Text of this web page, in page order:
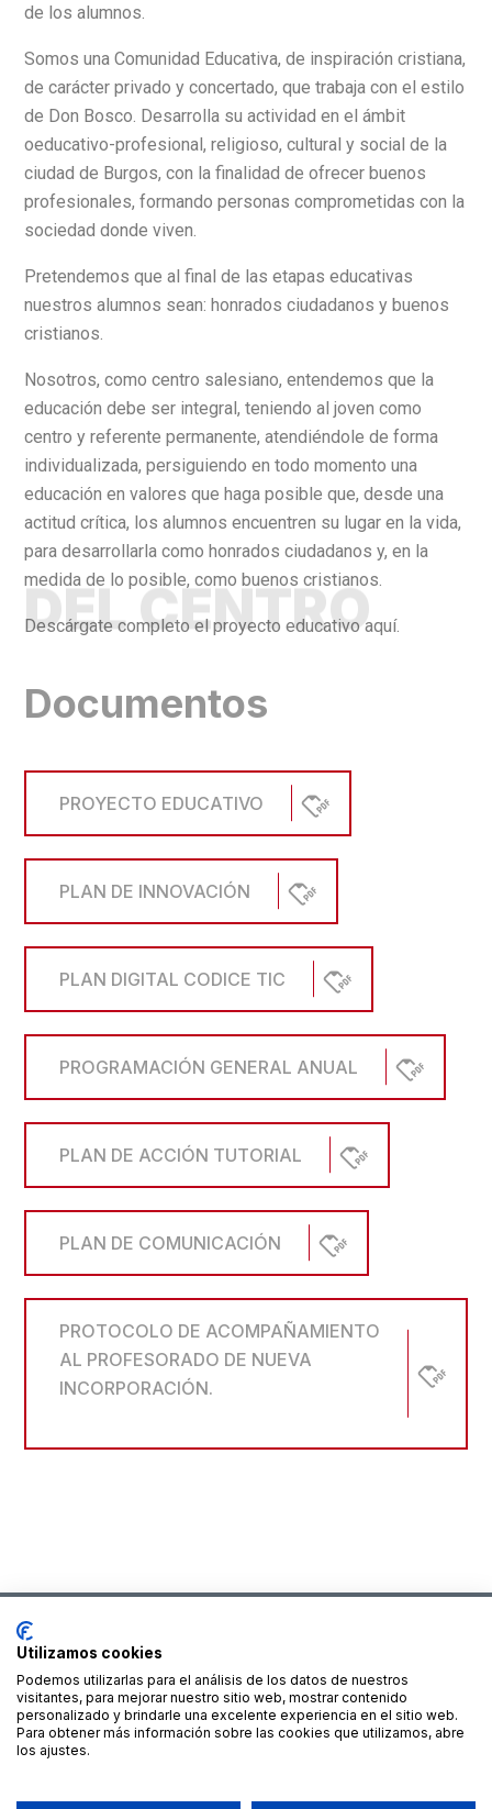
de los alumnos.
Somos una Comunidad Educativa, de inspiración cristiana,
de carácter privado y concertado, que trabaja con el estilo
de Don Bosco. Desarrolla su actividad en el ámbit
oeducativo-profesional, religioso, cultural y social de la
ciudad de Burgos, con la finalidad de ofrecer buenos
profesionales, formando personas comprometidas con la
sociedad donde viven.
Pretendemos que al final de las etapas educativas
nuestros alumnos sean: honrados ciudadanos y buenos
cristianos.
Nosotros, como centro salesiano, entendemos que la
educación debe ser integral, teniendo al joven como
centro y referente permanente, atendiéndole de forma
individualizada, persiguiendo en todo momento una
educación en valores que haga posible que, desde una
actitud crítica, los alumnos encuentren su lugar en la vida,
para desarrollarla como honrados ciudadanos y, en la
medida de lo posible, como buenos cristianos.
Descárgate completo el proyecto educativoaquí.
DEL CENTRO
Documentos
PROYECTO EDUCATIVO
PLAN DE INNOVACIÓN
PLAN DIGITAL CODICE TIC
PROGRAMACIÓN GENERAL ANUAL
PLAN DE ACCIÓN TUTORIAL
PLAN DE COMUNICACIÓN
PROTOCOLO DE ACOMPAÑAMIENTO
AL PROFESORADO DE NUEVA
INCORPORACIÓN.
Financiado por la Unión Europea – NextGenerationEU
2023 © C.E.S. Salesianosdiseño y desarrollo por Teseo
Utilizamos cookies
Podemos utilizarlas para el análisis de los datos de nuestros
visitantes, para mejorar nuestro sitio web, mostrar contenido
personalizado y brindarle una excelente experiencia en el sitio web.
Para obtener más información sobre las cookies que utilizamos, abre
los ajustes.